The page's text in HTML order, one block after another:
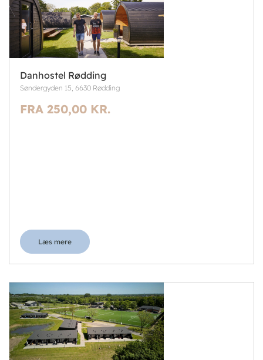
Danhostel Rødding
Søndergyden 15, 6630 Rødding
FRA 250,00 KR.
Læs mere